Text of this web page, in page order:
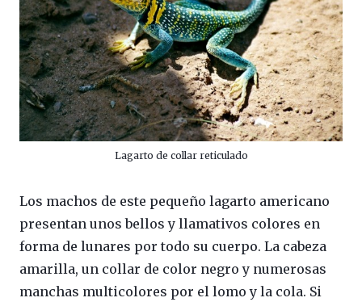
Lagarto de collar reticulado
Los machos de este pequeño lagarto americano
presentan unos bellos y llamativos colores en
forma de lunares por todo su cuerpo. La cabeza
amarilla, un collar de color negro y numerosas
manchas multicolores por el lomo y la cola. Si